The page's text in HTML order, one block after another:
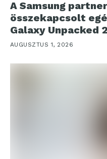
A Samsung
összekapcsolt
Galaxy Unpacked
AUGUSZTUS 1, 2026